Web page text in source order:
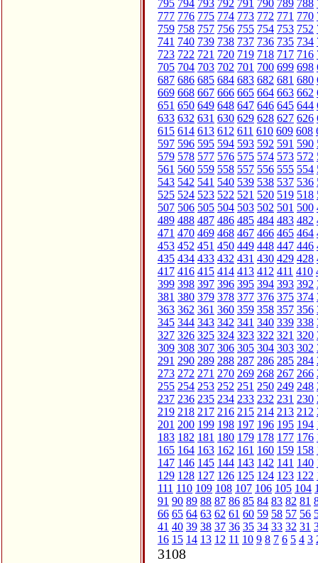
795 794 793 792 791 790 789 788
777 776 775 774 773 772 771 770
759 758 757 756 755 754 753 752
741 740 739 738 737 736 735 734
723 722 721 720 719 718 717 716
705 704 703 702 701 700 699 698
687 686 685 684 683 682 681 680
669 668 667 666 665 664 663 662
651 650 649 648 647 646 645 644
633 632 631 630 629 628 627 626
615 614 613 612 611 610 609 608
597 596 595 594 593 592 591 590
579 578 577 576 575 574 573 572
561 560 559 558 557 556 555 554
543 542 541 540 539 538 537 536
525 524 523 522 521 520 519 518
507 506 505 504 503 502 501 500
489 488 487 486 485 484 483 482
471 470 469 468 467 466 465 464
453 452 451 450 449 448 447 446
435 434 433 432 431 430 429 428
417 416 415 414 413 412 411 410
399 398 397 396 395 394 393 392
381 380 379 378 377 376 375 374
363 362 361 360 359 358 357 356
345 344 343 342 341 340 339 338
327 326 325 324 323 322 321 320
309 308 307 306 305 304 303 302
291 290 289 288 287 286 285 284
273 272 271 270 269 268 267 266
255 254 253 252 251 250 249 248
237 236 235 234 233 232 231 230
219 218 217 216 215 214 213 212
201 200 199 198 197 196 195 194
183 182 181 180 179 178 177 176
165 164 163 162 161 160 159 158
147 146 145 144 143 142 141 140
129 128 127 126 125 124 123 122
111 110 109 108 107 106 105 104
91 90 89 88 87 86 85 84 83 82 81
66 65 64 63 62 61 60 59 58 57 56
41 40 39 38 37 36 35 34 33 32 31
16 15 14 13 12 11 10 9 8 7 6 5 4 3
3108